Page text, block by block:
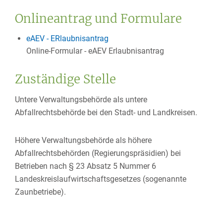
Onlineantrag und Formulare
eAEV - ERlaubnisantrag
Online-Formular - eAEV Erlaubnisantrag
Zuständige Stelle
Untere Verwaltungsbehörde als untere
Abfallrechtsbehörde bei den Stadt- und Landkreisen.
Höhere Verwaltungsbehörde als höhere
Abfallrechtsbehörden (Regierungspräsidien) bei
Betrieben nach § 23 Absatz 5 Nummer 6
Landeskreislaufwirtschaftsgesetzes (sogenannte
Zaunbetriebe).